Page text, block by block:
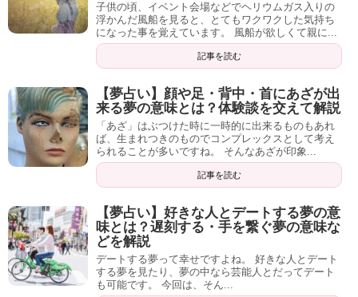
記事の続きを読む
子供の頃、イベント会場などでヘリウムガス入りの
浮かんだ風船を見ると、とてもワクワクした気持ち
になった事を覚えています。 風船が欲しくて親に...
記事を読む
【夢占い】顔や足・背中・首にあざが出
来る夢の意味とは？体験談を交えて解説
「あざ」はぶつけた時に一時的に出来るものもあれ
ば、生まれつきのものでコンプレックスとして考え
られることが多いですね。 そんなあざが印象...
記事を読む
【夢占い】好きな人とデートする夢の意
味とは？遅刻する・手を繋ぐ夢の意味な
どを解説
デートする夢って幸せですよね。 好きな人とデート
する夢を見たり、夢の中なら芸能人とだってデート
も可能です。 今回は、そん...